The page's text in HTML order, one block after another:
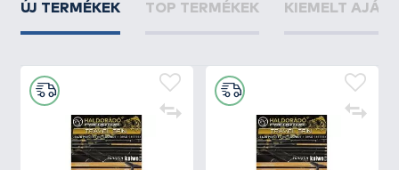
ÚJ TERMÉKEK TOP TERMÉKEK KIEMELT